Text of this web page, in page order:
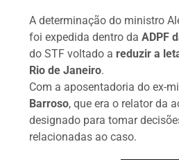
A determinação do ministro
foi expedida dentro daADPF
do STF voltado a reduzir a
Rio de Janeiro.
Com a aposentadoria do ex-
Barroso, que era o relator da
designado para tomar
relacionadas ao caso.